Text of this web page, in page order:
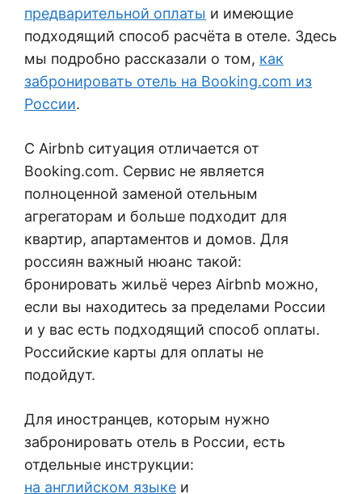
предварительной оплаты и имеющие
подходящий способ расчёта в отеле. Здесь
мы подробно рассказали о том, как
забронировать отель на Booking.com из
России.
С Airbnb ситуация отличается от
Booking.com. Сервис не является
полноценной заменой отельным
агрегаторам и больше подходит для
квартир, апартаментов и домов. Для
россиян важный нюанс такой:
бронировать жильё через Airbnb можно,
если вы находитесь за пределами России
и у вас есть подходящий способ оплаты.
Российские карты для оплаты не
подойдут.
Для иностранцев, которым нужно
забронировать отель в России, есть
отдельные инструкции:
на английском языке и